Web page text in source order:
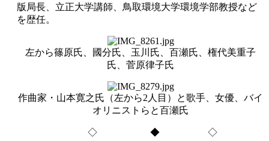
版局長、立正大学講師、鳥取環境大学環境学部教授など
を歴任。
左から篠原氏、國分氏、玉川氏、百瀬氏、権代美重子
氏、菅原律子氏
作曲家・山本寛之氏（左から2人目）と歌手、女優、バイ
オリニストらと百瀬氏
◇ ◆ ◇